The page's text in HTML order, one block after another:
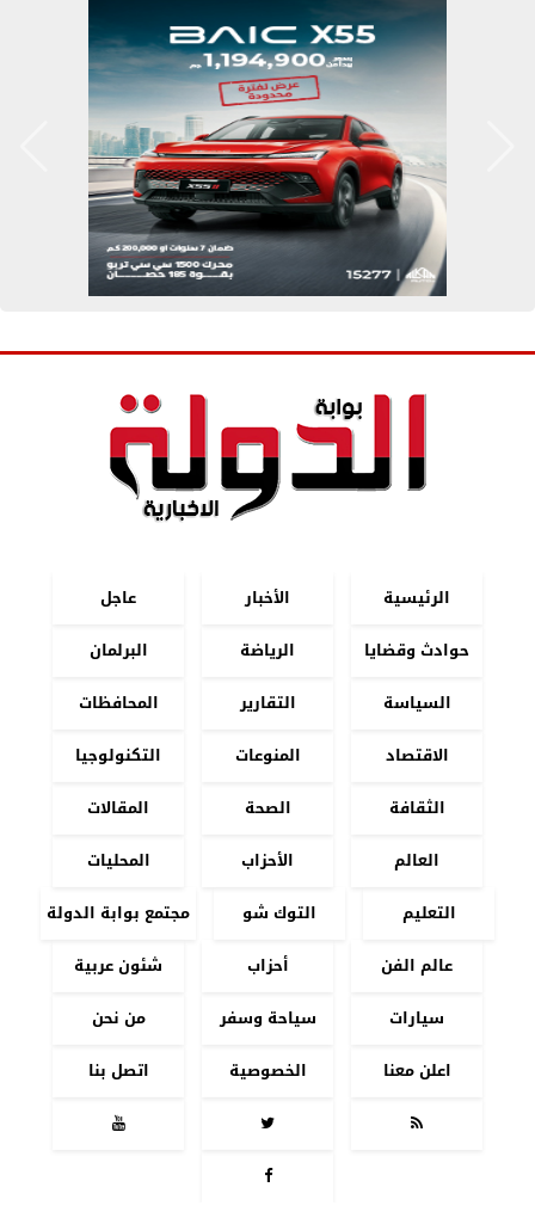
الرئيسية الأخبار
عاجل
حوادث وقضايا
الرياضة
البرلمان
السياسة
التقارير
المحافظات
الاقتصاد
المنوعات
التكنولوجيا
الثقافة
الصحة
المقالات
العالم
الأحزاب
المحليات
التعليم
التوك شو
مجتمع بوابة الدولة
عالم الفن
أحزاب
شئون عربية
سيارات
سياحة وسفر
من نحن
اعلن معنا
الخصوصية
اتصل بنا



